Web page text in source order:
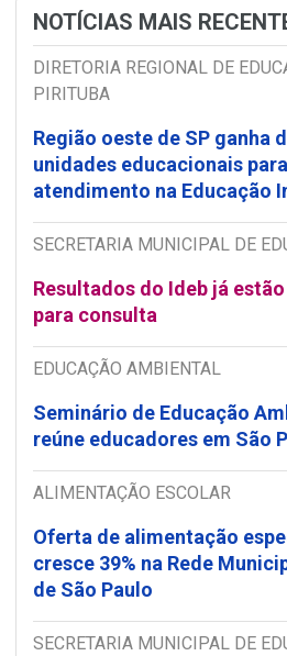
NOTÍCIAS MAIS
DIRETORIA REGIONAL DE
PIRITUBA
Região oeste de SP ganha
unidades educacionais
atendimento na Educação
SECRETARIA MUNICIPAL DE
Resultados do Ideb já
para consulta
EDUCAÇÃO AMBIENTAL
Seminário de Educação
reúne educadores em São
ALIMENTAÇÃO ESCOLAR
Oferta de alimentação
cresce 39% na Rede
de São Paulo
SECRETARIA MUNICIPAL DE